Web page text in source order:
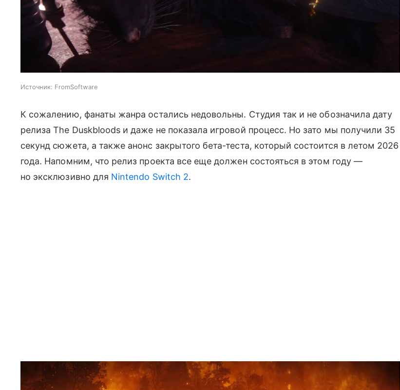
Источник: FromSoftware
К сожалению, фанаты жанра остались недовольны. Студия так и не обозначила дату
релиза The Duskbloods и даже не показала игровой процесс. Но зато мы получили 35
секунд сюжета, а также анонс закрытого бета-теста, который состоится в летом 2026
года. Напомним, что релиз проекта все еще должен состояться в этом году —
но эксклюзивно для Nintendo Switch 2.